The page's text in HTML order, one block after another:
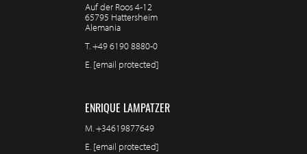
Auf der Roos 4-12
65795 Hattersheim
Alemania
T.+49 6190 8880-0
E. [email protected]
ENRIQUE LAMPATZER
M.+34619877649
E. [email protected]